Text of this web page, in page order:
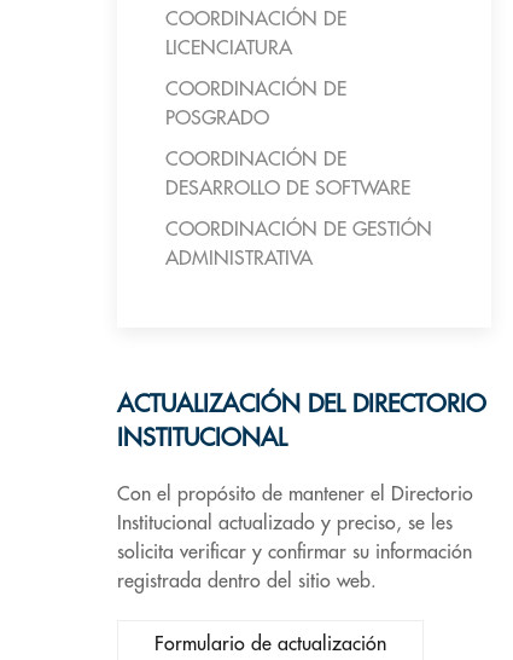
COORDINACIÓN DE
LICENCIATURA
COORDINACIÓN DE
POSGRADO
COORDINACIÓN DE
DESARROLLO DE SOFTWARE
COORDINACIÓN DE GESTIÓN
ADMINISTRATIVA
ACTUALIZACIÓN DEL DIRECTORIO
INSTITUCIONAL
Con el propósito de mantener el Directorio
Institucional actualizado y preciso, se les
solicita verificar y confirmar su información
registrada dentro del sitio web.
Formulario de actualización